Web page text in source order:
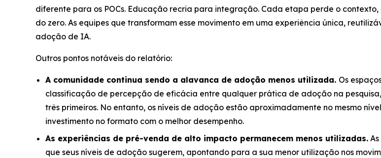
diferente para os POCs. Educação recria para integração. Cada etapa perde o
do zero. As equipes que transformam esse movimento em uma experiência única,
adoção de IA.
Outros pontos notáveis do relatório:
A comunidade continua sendo a alavanca de adoção menos utilizada. Os
classificação de percepção de eficácia entre qualquer prática de adoção na
três primeiros. No entanto, os níveis de adoção estão aproximadamente no mesmo
investimento no formato com o melhor desempenho.
As experiências de pré-venda de alto impacto permanecem menos utilizadas.
que seus níveis de adoção sugerem, apontando para a sua menor utilização nos